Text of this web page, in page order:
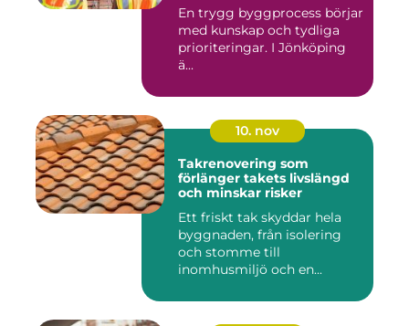
En trygg byggprocess börjar
med kunskap och tydliga
prioriteringar. I Jönköping
ä...
10. nov
Takrenovering som
förlänger takets livslängd
och minskar risker
Ett friskt tak skyddar hela
byggnaden, från isolering
och stomme till
inomhusmiljö och en...